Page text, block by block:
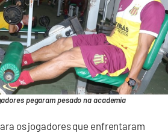
pegaram pesado na academia
os jogadores que enfrentaram